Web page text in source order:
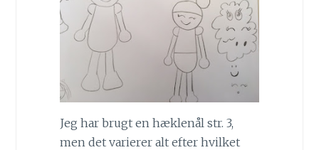
Jeg har brugt en hæklenål str. 3,
men det varierer alt efter hvilket